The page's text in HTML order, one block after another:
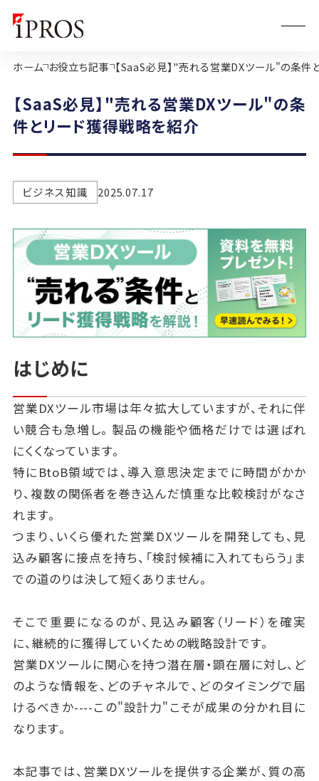
ホーム お役立ち記事 【SaaS必見】"売れる営業DXツール"の条件
【SaaS必見】"売れる営業DXツール"の条
件とリード獲得戦略を紹介
ビジネス知識 2025.07.17
はじめに
営業DXツール市場は年々拡大していますが、それに伴
い競合も急増し。製品の機能や価格だけでは選ばれ
にくくなっています。
特にBtoB領域では、導入意思決定までに時間がかか
り、複数の関係者を巻き込んだ慎重な比較検討がなさ
れます。
つまり、いくら優れた営業DXツールを開発しても、見
込み顧客に接点を持ち、「検討候補に入れてもらう」ま
での道のりは決して短くありません。
そこで重要になるのが、見込み顧客（リード）を確実
に、継続的に獲得していくための戦略設計です。
営業DXツールに関心を持つ潜在層・顕在層に対し、ど
のような情報を、どのチャネルで、どのタイミングで届
けるべきか----この"設計力"こそが成果の分かれ目に
なります。
本記事では、営業DXツールを提供する企業が、質の高